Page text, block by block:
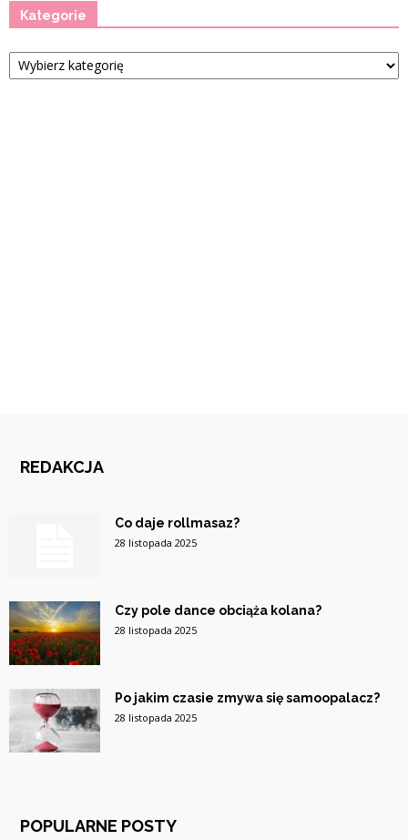
Kategorie
Kategorie
REDAKCJA
Co daje rollmasaz?
28 listopada 2025
Czy pole dance obciąża kolana?
28 listopada 2025
Po jakim czasie zmywa się samoopalacz?
28 listopada 2025
POPULARNE POSTY